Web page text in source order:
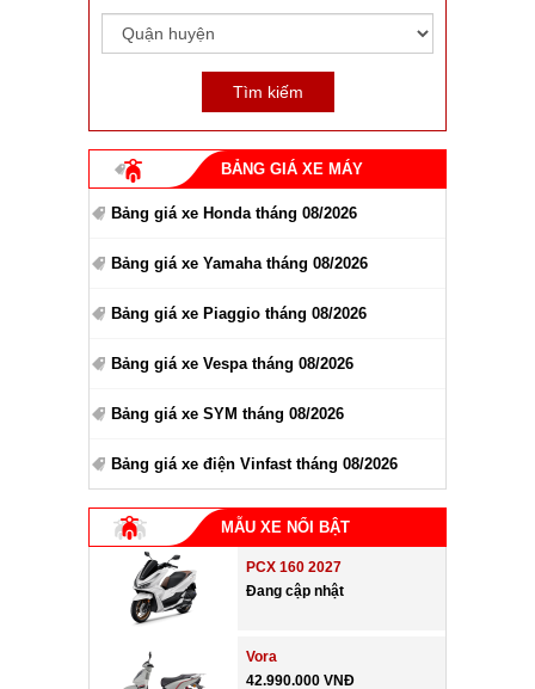
BẢNG GIÁ XE MÁY
Bảng giá xe Honda tháng 08/2026
Bảng giá xe Yamaha tháng 08/2026
Bảng giá xe Piaggio tháng 08/2026
Bảng giá xe Vespa tháng 08/2026
Bảng giá xe SYM tháng 08/2026
Bảng giá xe điện Vinfast tháng 08/2026
MẪU XE NỔI BẬT
PCX 160 2027
Đang cập nhật
Vora
42.990.000 VNĐ